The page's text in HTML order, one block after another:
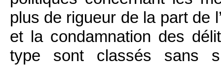
plus de rigueur de la part de
et la condamnation des
type sont classés sans